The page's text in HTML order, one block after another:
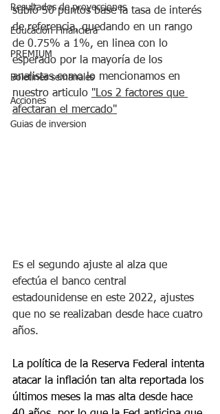
Resultados de proyecciones
Educación Financiera
PREMIUM
Boletines semanales
Acciones
Guias de inversion
subió 50 puntos base la tasa de interés
de referencia, quedando en un rango
de 0.75% a 1%, en linea con lo
esperado por la mayoría de los
analistas como lo mencionamos en
nuestro articulo "Los 2 factores que
afectaran el mercado"
Es el segundo ajuste al alza que
efectúa el banco central
estadounidense en este 2022, ajustes
que no se realizaban desde hace cuatro
años.
La política de la Reserva Federal intenta
atacar la inflación tan alta reportada los
últimos meses la mas alta desde hace